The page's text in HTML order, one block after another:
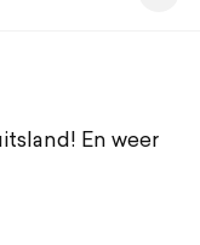
En weer